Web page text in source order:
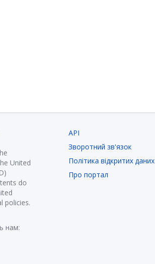
United
do
policies.
нам:
API
Зворотний зв'язок
Політика відкритих даних
Про портал